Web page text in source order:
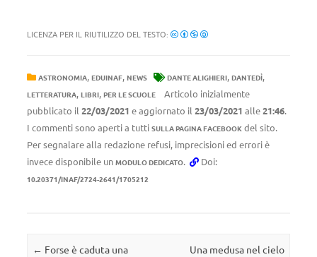
LICENZA PER IL RIUTILIZZO DEL TESTO:
ASTRONOMIA, EDUINAF, NEWS DANTE ALIGHIERI, DANTEDÌ,
LETTERATURA, LIBRI, PER LE SCUOLE
Articolo inizialmente
pubblicato il 22/03/2021 e aggiornato il 23/03/2021 alle21:46.
I commenti sono aperti a tutti SULLA PAGINA FACEBOOK del sito.
Per segnalare alla redazione refusi, imprecisioni ed errori è
invece disponibile un MODULO DEDICATO. Doi:
10.20371/INAF/2724-2641/1705212
Navigazione articolo
← Forse è caduta una
Una medusa nel cielo